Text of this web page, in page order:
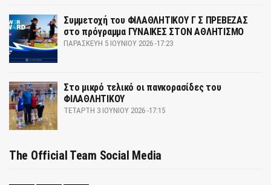
Συμμετοχή του ΦΙΛΑΘΛΗΤΙΚΟΥ Γ Σ ΠΡΕΒΕΖΑΣ
στο πρόγραμμα ΓΥΝΑΙΚΕΣ ΣΤΟΝ ΑΘΛΗΤΙΣΜΟ
ΠΑΡΑΣΚΕΥΉ 5 ΙΟΥΝΊΟΥ 2026 -17:23
Στο μικρό τελικό οι πανκορασίδες του
ΦΙΛΑΘΛΗΤΙΚΟΥ
ΤΕΤΆΡΤΗ 3 ΙΟΥΝΊΟΥ 2026 -17:15
The Official Team Social Media